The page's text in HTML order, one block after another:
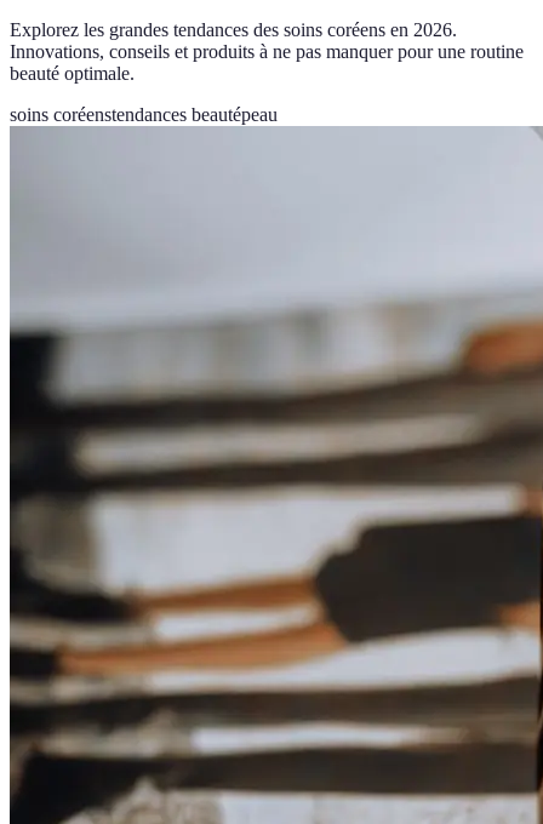
Explorez les grandes tendances des soins coréens en 2026.
Innovations, conseils et produits à ne pas manquer pour une routine
beauté optimale.
soins coréenstendances beautépeau